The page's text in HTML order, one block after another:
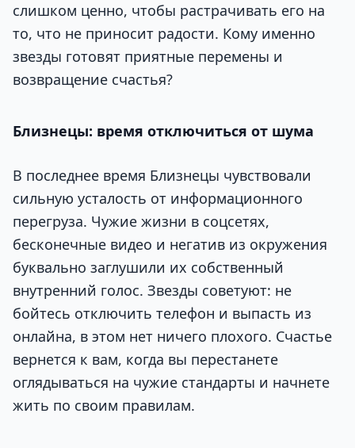
слишком ценно, чтобы растрачивать его на
то, что не приносит радости. Кому именно
звезды готовят приятные перемены и
возвращение счастья?
Близнецы: время отключиться от шума
В последнее время Близнецы чувствовали
сильную усталость от информационного
перегруза. Чужие жизни в соцсетях,
бесконечные видео и негатив из окружения
буквально заглушили их собственный
внутренний голос. Звезды советуют: не
бойтесь отключить телефон и выпасть из
онлайна, в этом нет ничего плохого. Счастье
вернется к вам, когда вы перестанете
оглядываться на чужие стандарты и начнете
жить по своим правилам.